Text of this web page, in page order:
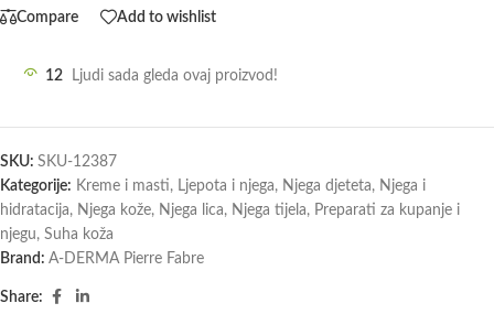
Compare Add to wishlist
12 Ljudi sada gleda ovaj proizvod!
SKU: SKU-12387
Kategorije: Kreme i masti, Ljepota i njega, Njega djeteta, Njega i
hidratacija, Njega kože, Njega lica, Njega tijela, Preparati za kupanje i
njegu, Suha koža
Brand: A-DERMA Pierre Fabre
Share: